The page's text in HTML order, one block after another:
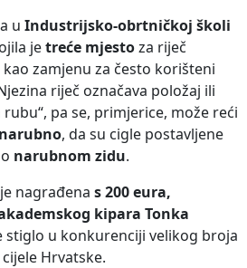
u Industrijsko-obrtničkoj školi
jetreće mjestoza riječ
zamjenu za često korišteni
riječ označava položaj ili
pa se, primjerice, može reći
, da su cigle postavljene
narubnom zidu.
nagrađena s 200 eura,
kipara Tonka
stiglo u konkurenciji velikog broja
Hrvatske.